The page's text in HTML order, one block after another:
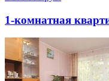
1-комнатная